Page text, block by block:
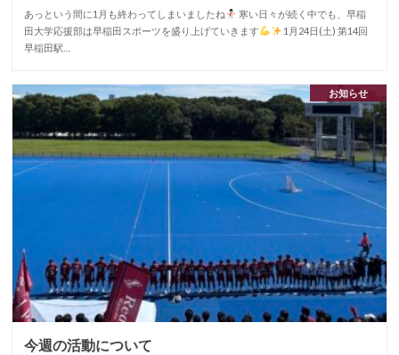
あっという間に1月も終わってしまいましたね
寒い日々が続く中でも、早稲
田大学応援部は早稲田スポーツを盛り上げていきます
1月24日(土) 第14回
早稲田駅…
お知らせ
今週の活動について